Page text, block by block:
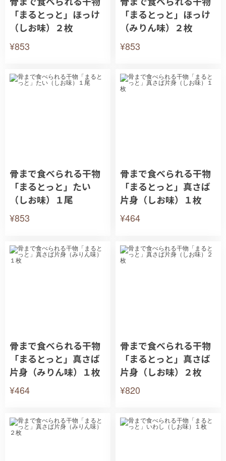
「まるとっと」ほっけ
（しお味）２枚
¥853
「まるとっと」ほっけ
（みりん味）２枚
¥853
骨まで食べられる干物
「まるとっと」たい
（しお味）１尾
¥853
骨まで食べられる干物
「まるとっと」真さば
片身（しお味）１枚
¥464
骨まで食べられる干物
「まるとっと」真さば
片身（みりん味）１枚
¥464
骨まで食べられる干物
「まるとっと」真さば
片身（しお味）２枚
¥820